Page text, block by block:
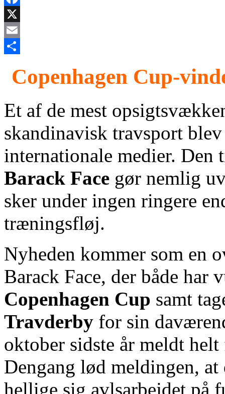
Facebook
X
Email
Copenhagen
Et af de mest
skandinavisk travsport
internationale medier. Den
Barack Face gør nemlig
sker under ingen ringere
træningsfløj.
Nyheden kommer som en
Barack Face, der både har
Copenhagen Cup samt
Travderby for sin
oktober sidste år meldt
Dengang lød meldingen,
hellige sig avlsarbejdet på